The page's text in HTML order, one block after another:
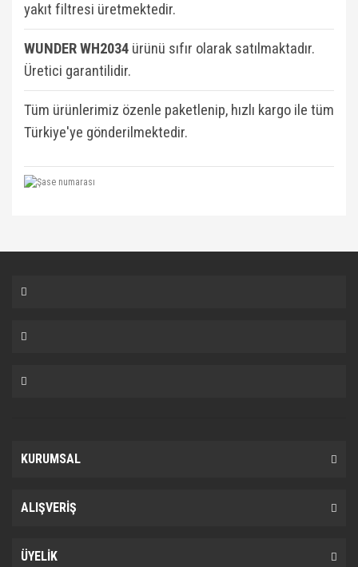
yakıt filtresi üretmektedir.
WUNDER WH2034 ürünü sıfır olarak satılmaktadır.
Üretici garantilidir.
Tüm ürünlerimiz özenle paketlenip, hızlı kargo ile tüm
Türkiye'ye gönderilmektedir.
KURUMSAL
ALIŞVERİŞ
ÜYELİK